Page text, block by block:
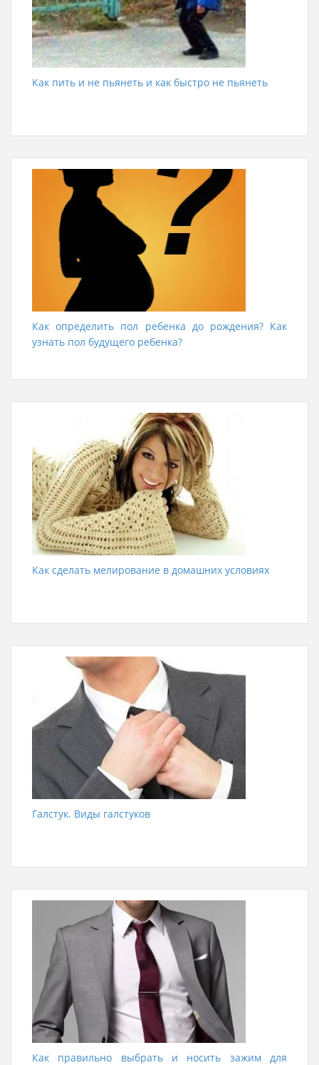
Как пить и не пьянеть и как быстро не пьянеть
Как определить пол ребенка до рождения? Как
узнать пол будущего ребенка?
Как сделать мелирование в домашних условиях
Галстук. Виды галстуков
Как правильно выбрать и носить зажим для